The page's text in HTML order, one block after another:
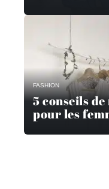
FASHION
5 conseils
pour les